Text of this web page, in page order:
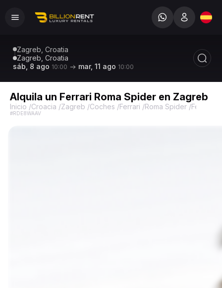
Zagreb, Croatia
Zagreb, Croatia
sáb, 8 ago 10:00 mar, 11 ago 10:00
Alquila un Ferrari Roma Spider en Zagreb
Inicio /Croacia /Zagreb /Coches /Ferrari /Roma Spider /Ferrari
#RDE8WAAV